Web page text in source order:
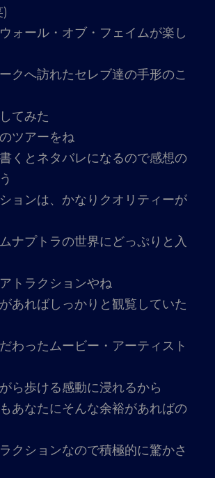
ォール・オブ・フェイムが楽し
クへ訪れたセレブ達の手形のこ
てみた
ツアーをね
くとネタバレになるので感想の
ョンは、かなりクオリティーが
ナプトラの世界にどっぷりと入
トラクションやね
あればしっかりと観覧していた
わったムービー・アーティスト
ら歩ける感動に浸れるから
あなたにそんな余裕があればの
クションなので積極的に驚かさ